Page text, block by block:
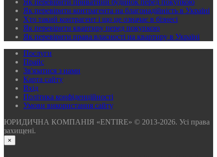
Як перевірити приватний будинок перед покупкою
Як перевірити контрагента на благонадійність в Україні
Хто такий контрагент і що це означає в бізнесі
Як перевірити квартиру перед покупкою
Як перевірити права власності на квартиру в Україні
Послуги
Прайс
Зв'язатися з нами
Карта сайту
Вхід
Політика конфіденційності
Умови використання сайту
ЮРИДИЧНА КОМПАНІЯ «ENTIRE» © 2013-2026. Усі права
захищені.
×